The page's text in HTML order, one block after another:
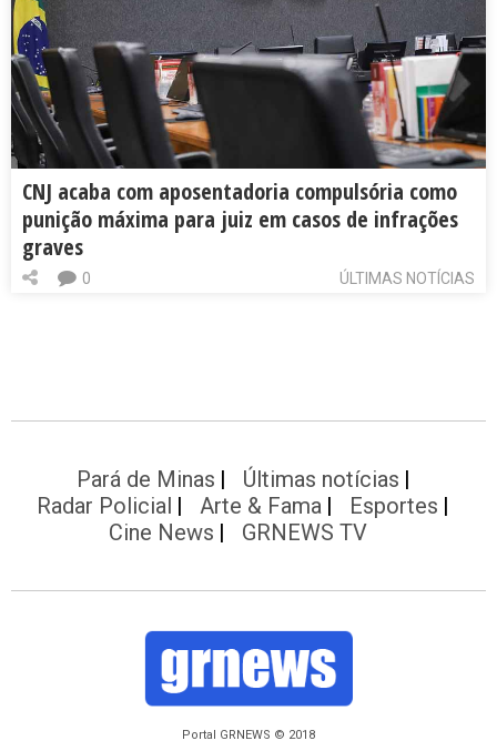
CNJ acaba com aposentadoria compulsória como
punição máxima para juiz em casos de infrações
graves
ÚLTIMAS NOTÍCIAS
0
Pará de Minas
Últimas notícias
Radar Policial
Arte & Fama
Esportes
Cine News
GRNEWS TV
Portal GRNEWS © 2018